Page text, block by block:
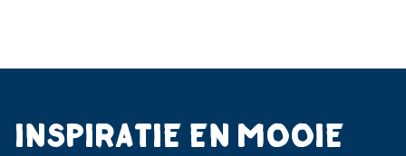
INSPIRATIE EN MOOIE